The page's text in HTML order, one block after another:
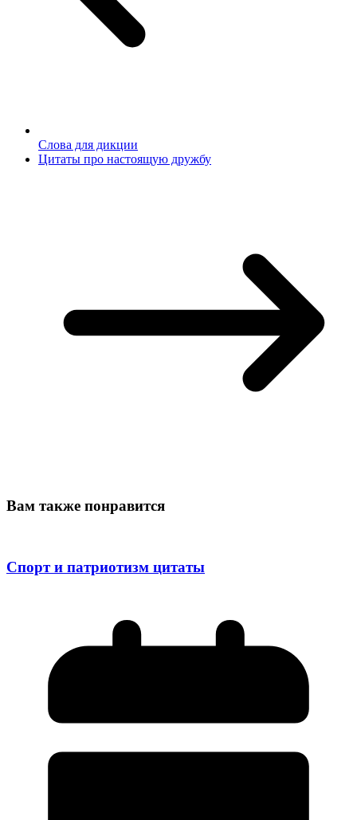
Слова для дикции
Цитаты про настоящую дружбу
Вам также понравится
Спорт и патриотизм цитаты